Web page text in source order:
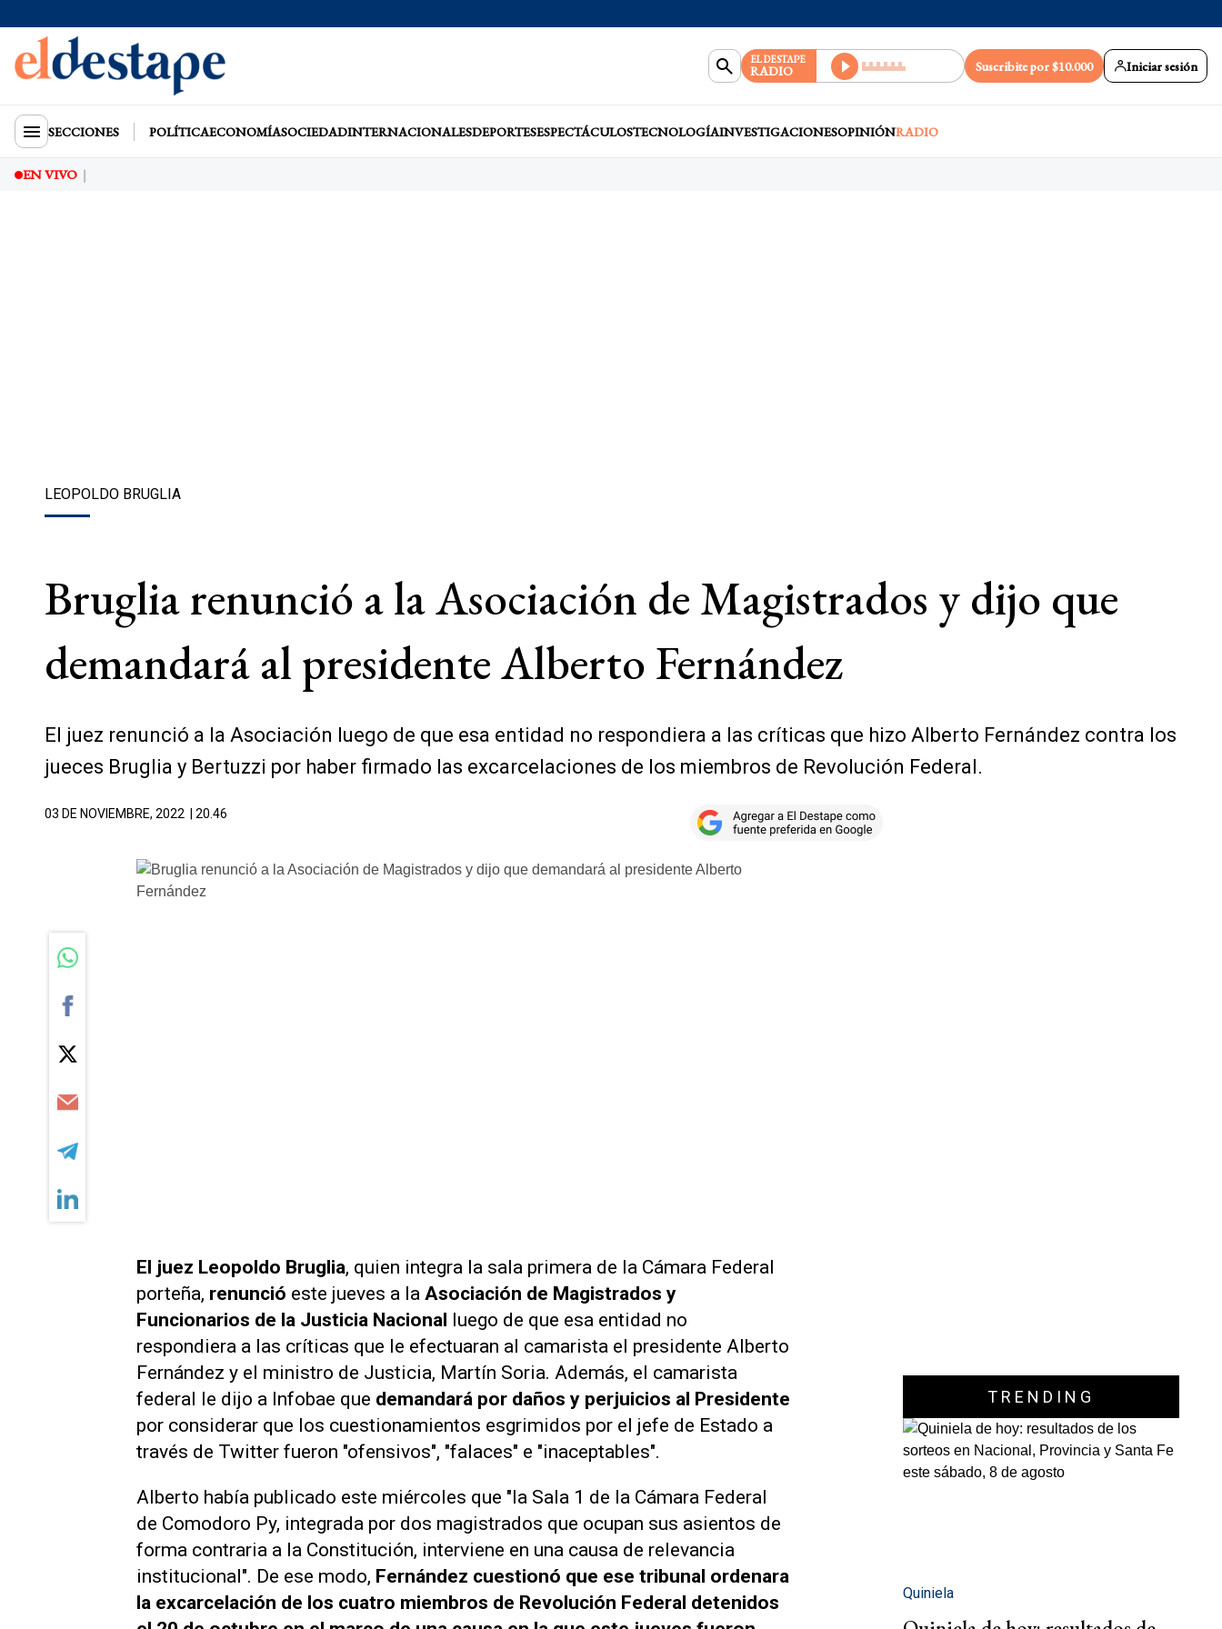
EL DESTAPE
RADIO Suscribite por $10.000 Iniciar sesión
SECCIONES POLÍTICAECONOMÍASOCIEDADINTERNACIONALESDEPORTESESPECTÁCULOSTECNOLOGÍAINVESTIGACIONESOPINIÓNRADIO
EN VIVO
LEOPOLDO BRUGLIA
Bruglia renunció a la Asociación de Magistrados y dijo que
demandará al presidente Alberto Fernández
El juez renunció a la Asociación luego de que esa entidad no respondiera a las críticas que hizo Alberto Fernández contra los
jueces Bruglia y Bertuzzi por haber firmado las excarcelaciones de los miembros de Revolución Federal.
03 DE NOVIEMBRE, 2022 | 20.46
El juez Leopoldo Bruglia, quien integra la sala primera de la Cámara Federal
porteña, renunció este jueves a la Asociación de Magistrados y
Funcionarios de la Justicia Nacional luego de que esa entidad no
respondiera a las críticas que le efectuaran al camarista el presidente Alberto
Fernández y el ministro de Justicia, Martín Soria. Además, el camarista
federal le dijo a Infobae que demandará por daños y perjuicios al Presidente
por considerar que los cuestionamientos esgrimidos por el jefe de Estado a
través de Twitter fueron "ofensivos", "falaces" e "inaceptables".
Alberto había publicado este miércoles que "la Sala 1 de la Cámara Federal
de Comodoro Py, integrada por dos magistrados que ocupan sus asientos de
forma contraria a la Constitución, interviene en una causa de relevancia
institucional". De ese modo, Fernández cuestionó que ese tribunal ordenara
la excarcelación de los cuatro miembros de Revolución Federal detenidos
TRENDING
Quiniela